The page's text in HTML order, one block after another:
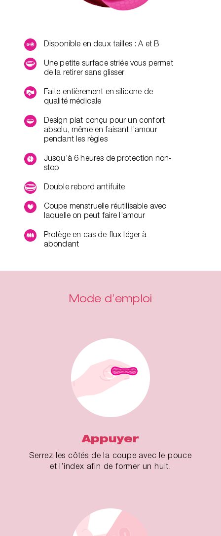
Disponible en deux tailles : A et B
Une petite surface striée vous permet
de la retirer sans glisser
Faite entièrement en silicone de
qualité médicale
Design plat conçu pour un confort
absolu, même en faisant l’amour
pendant les règles
Jusqu’à 6 heures de protection non-
stop
Double rebord antifuite
Coupe menstruelle réutilisable avec
laquelle on peut faire l’amour
Protège en cas de flux léger à
abondant
Mode d’emploi
Appuyer
Serrez les côtés de la coupe avec le pouce
et l’index afin de former un huit.